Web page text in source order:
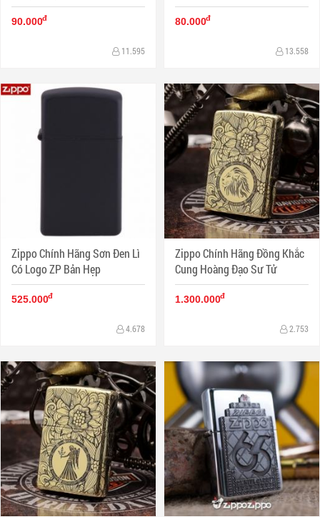
90.000đ
11.595
80.000đ
13.558
Zippo Chính Hãng Sơn Đen Lì
Có Logo ZP Bản Hẹp
525.000đ
4.678
Zippo Chính Hãng Đồng Khắc
Cung Hoàng Đạo Sư Tử
1.300.000đ
2.753